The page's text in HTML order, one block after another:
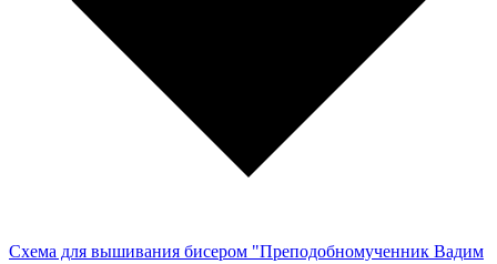
Схема для вышивания бисером "Преподобномученник Вадим